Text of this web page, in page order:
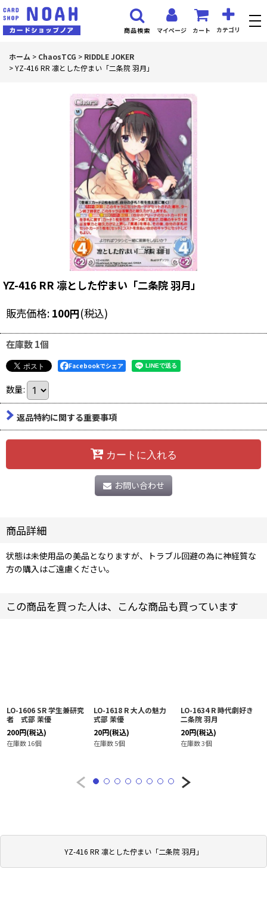
マイページ カート カテゴリ
商品検索
ホーム > ChaosTCG > RIDDLE JOKER
>YZ-416 RR 凛とした佇まい「二条院 羽月」
YZ-416 RR 凛とした佇まい「二条院 羽月」
YZ-416 RR 凛とした佇まい「二条院 羽月」
販売価格: 100円(税込)
在庫数 1個
Facebookでシェア
数量:
返品特約に関する重要事項
カートに入れる
お問い合わせ
商品詳細
状態は未使用品の美品となりますが、トラブル回避の為に神経質な
方の購入はご遠慮ください。
この商品を買った人は、こんな商品も買っています
LO-1606 SR 学生兼研究
者 式部 茉優
200円(税込)
在庫数 16個
LO-1618 R 大人の魅力
式部 茉優
20円(税込)
在庫数 5個
LO-1634 R 時代劇好き
二条院 羽月
20円(税込)
在庫数 3個